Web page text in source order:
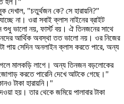
দেখাল, "চতুর্থজন কে? সে হারায়নি?"
না। ওরা সবাই ক্লাস নাইনের ব্রাইট
শুধু ভালো নয়, ফার্স্ট বয়। ঐ তিনজনের সাথে
আর্থিক অবস্থা তত ভালো নয়। ওর নিজের
পায় সেদিন অনলাইন ক্লাস করতে পারে, অন্য
মালকড়ি লাগে। অন্য তিনজন বড়লোকের
করতে পারেনি দেখে আটকে গেছে।"
টাকা হারায়নি।"
হয়। তার থেকে জমিয়ে পালাবার টাকা